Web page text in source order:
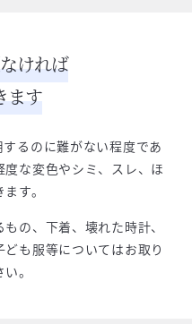
ければ
ます
るのに難がない程度であ
な変色やシミ、スレ、ほ
す。
の、下着、壊れた時計、
も服等についてはお取り
。